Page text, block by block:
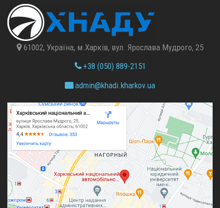
61002, Україна, м.Харків, вул. Ярослава Мудрого, 25
+38 (050) 889-2151
admin@khadi.kharkov.ua